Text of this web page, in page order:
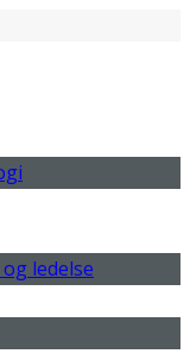
ledelse